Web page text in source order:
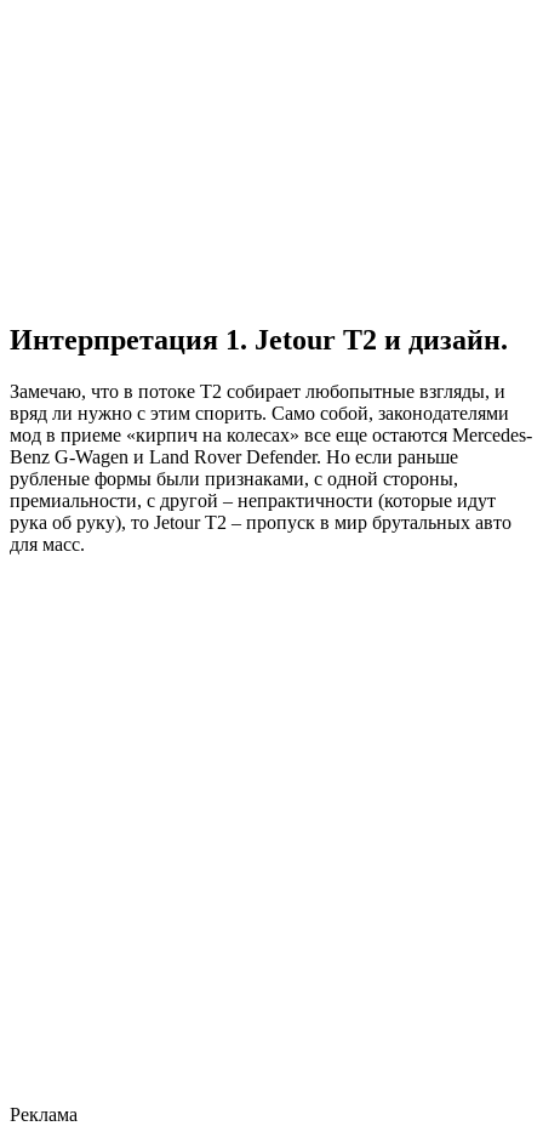
Интерпретация 1. Jetour T2 и дизайн.
Замечаю, что в потоке Т2 собирает любопытные взгляды, и
вряд ли нужно с этим спорить. Само собой, законодателями
мод в приеме «кирпич на колесах» все еще остаются Mercedes-
Benz G-Wagen и Land Rover Defender. Но если раньше
рубленые формы были признаками, с одной стороны,
премиальности, с другой – непрактичности (которые идут
рука об руку), то Jetour T2 – пропуск в мир брутальных авто
для масс.
Реклама